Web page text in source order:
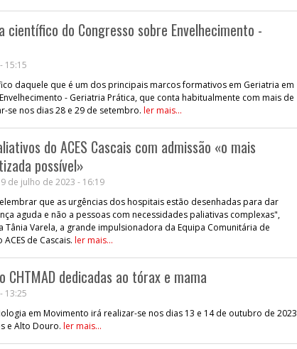
científico do Congresso sobre Envelhecimento -
15:15
daquele que é um dos principais marcos formativos em Geriatria em
- Geriatria Prática, que conta habitualmente com mais de
se nos dias 28 e 29 de setembro. ler mais...
do ACES Cascais com admissão «o mais
possível»
de julho de 2023 - 16:19
que as urgências dos hospitais estão desenhadas para dar
aguda e não a pessoas com necessidades paliativas complexas",
Tânia Varela, a grande impulsionadora da Equipa Comunitária de
de Cascais. ler mais...
CHTMAD dedicadas ao tórax e mama
13:25
em Movimento irá realizar-se nos dias 13 e 14 de outubro de 2023
e Alto Douro. ler mais...